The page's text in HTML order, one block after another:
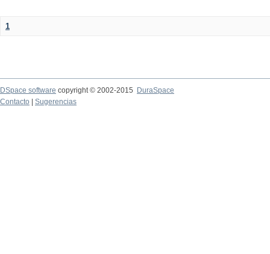
1
DSpace software copyright © 2002-2015
DuraSpace
Contacto
Sugerencias